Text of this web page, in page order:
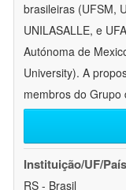
brasileiras (UFSM,
UNILASALLE, e
Autónoma de
University). A
membros do Grupo
Instituição/UF/
RS - Brasil